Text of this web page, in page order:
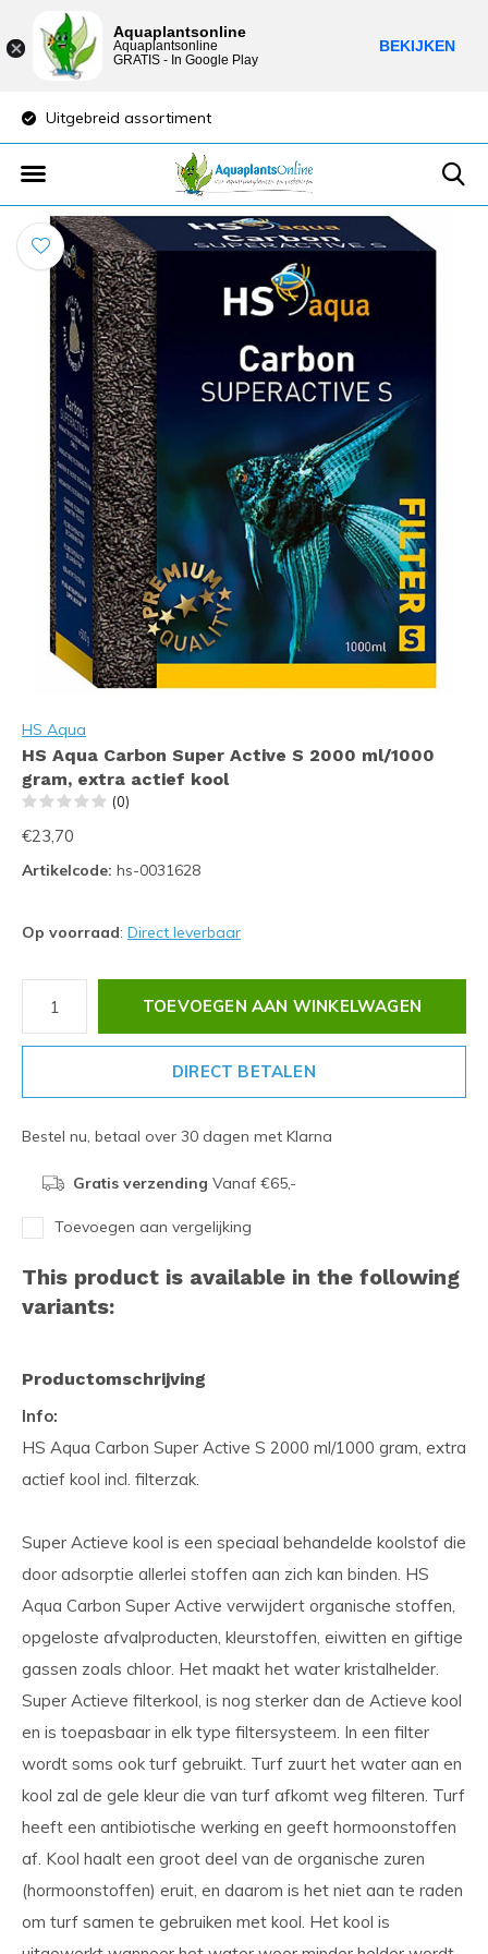
Uitgebreid assortiment
HS Aqua
HS Aqua Carbon Super Active S 2000 ml/1000
gram, extra actief kool
(0)
€23,70
Artikelcode: hs-0031628
Op voorraad: Direct leverbaar
TOEVOEGEN AAN WINKELWAGEN
DIRECT BETALEN
Bestel nu, betaal over 30 dagen met Klarna
Gratis verzending Vanaf €65,-
Toevoegen aan vergelijking
This product is available in the following
variants:
Productomschrijving
Info:
HS Aqua Carbon Super Active S 2000 ml/1000 gram, extra
actief kool incl. filterzak.
Super Actieve kool is een speciaal behandelde koolstof die
door adsorptie allerlei stoffen aan zich kan binden. HS
Aqua Carbon Super Active verwijdert organische stoffen,
opgeloste afvalproducten, kleurstoffen, eiwitten en giftige
gassen zoals chloor. Het maakt het water kristalhelder.
Super Actieve filterkool, is nog sterker dan de Actieve kool
en is toepasbaar in elk type filtersysteem. In een filter
wordt soms ook turf gebruikt. Turf zuurt het water aan en
kool zal de gele kleur die van turf afkomt weg filteren. Turf
heeft een antibiotische werking en geeft hormoonstoffen
af. Kool haalt een groot deel van de organische zuren
(hormoonstoffen) eruit, en daarom is het niet aan te raden
om turf samen te gebruiken met kool. Het kool is
Aquaplantsonline
Aquaplantsonline
GRATIS - In Google Play
BEKIJKEN